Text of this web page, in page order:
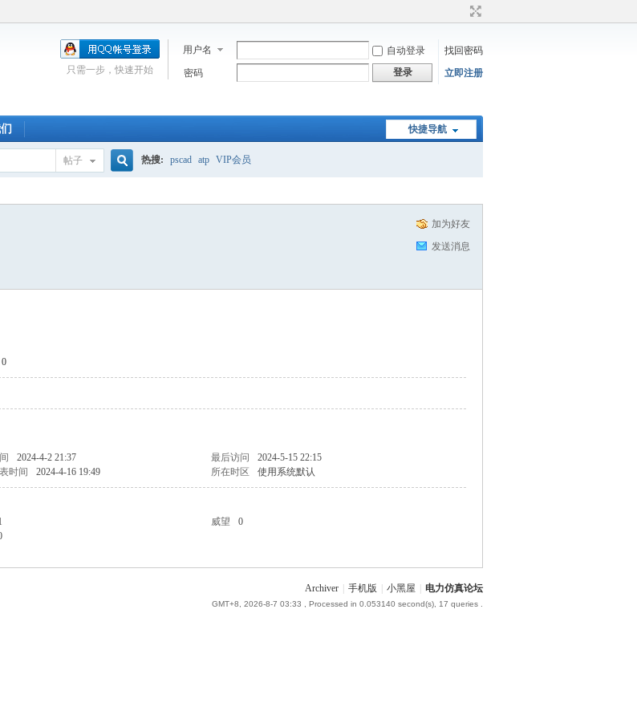
用户名 自动登录
找回密码
密码
登录 立即注册
只需一步，快速开始
快捷导航
帖子 热搜: pscad atp VIP会员
加为好友
发送消息
2024-4-2 21:37 最后访问
2024-5-15 22:15
时间 2024-4-16 19:49 所在时区 使用系统默认
威望
0
Archiver 手机版 小黑屋 电力仿真论坛
GMT+8, 2026-8-7 03:33 , Processed in 0.053140 second(s), 17 queries .